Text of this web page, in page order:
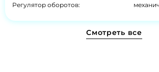
Регулятор оборотов:
Смотреть все